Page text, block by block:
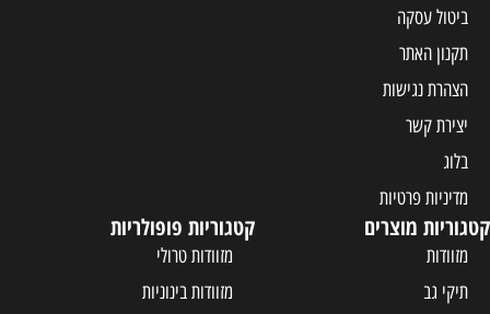
ביטול עסקה
תקנון האתר
הצהרת נגישות
יצירת קשר
בלוג
מדיניות פרטיות
קטגוריות מוצרים
מזוודות
תיקי גב
קטגוריות פופולריות
מזוודות טרולי
מזוודות בינוניות